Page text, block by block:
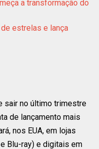
a transformação do
de estrelas e lança
sair no último trimestre
de lançamento mais
nos EUA, em lojas
Blu-ray) e digitais em